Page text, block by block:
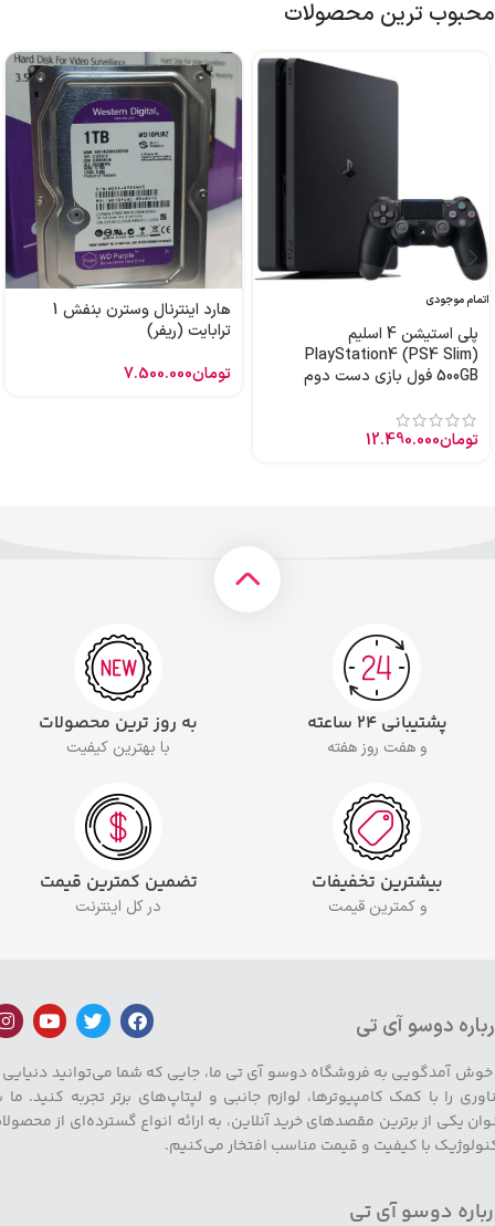
محبوب ترین محصولات
اتمام موجودی
پلی استیشن 4 اسلیم
PlayStation4 (PS4 Slim)
500GB فول بازی دست دوم
تومان12.490.000
هارد اینترنال وسترن بنفش 1
ترابایت (ریفر)
تومان7.500.000
پشتیبانی ۲۴ ساعته
و هفت روز هفته
به روز ترین محصولات
با بهترین کیفیت
بیشترین تخفیفات
و کمترین قیمت
تضمین کمترین قیمت
در کل اینترنت
دوسو آی تی
خوش آمدگویی به فروشگاه دوسو آی تی ما، جایی که شما می‌توانید دنیایی
را با کمک کامپیوترها، لوازم جانبی و لپتاپ‌های برتر تجربه کنید. ما
یکی از برترین مقصدهای خرید آنلاین، به ارائه انواع گسترده‌ای از
با کیفیت و قیمت مناسب افتخار می‌کنیم.
دوسو آی تی